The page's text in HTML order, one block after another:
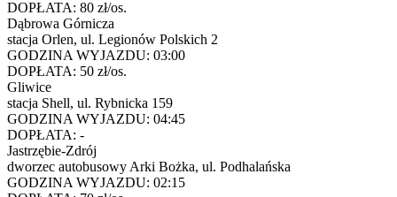
DOPŁATA: 80 zł/os.
Dąbrowa Górnicza
stacja Orlen, ul. Legionów Polskich 2
GODZINA WYJAZDU: 03:00
DOPŁATA: 50 zł/os.
Gliwice
stacja Shell, ul. Rybnicka 159
GODZINA WYJAZDU: 04:45
DOPŁATA: -
Jastrzębie-Zdrój
dworzec autobusowy Arki Bożka, ul. Podhalańska
GODZINA WYJAZDU: 02:15